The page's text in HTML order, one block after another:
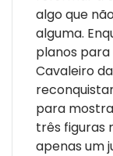
algo que
alguma.
planos para
Cavaleiro
para
três figuras
apenas um